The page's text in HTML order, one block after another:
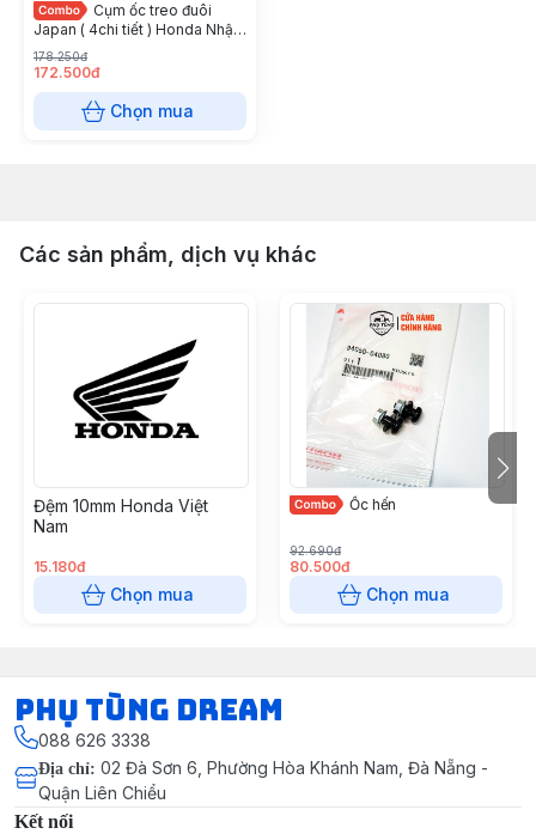
Cụm ốc treo đuôi
Japan ( 4chi tiết ) Honda Nhật
Bản
178.250đ
172.500đ
Chọn mua
Các sản phẩm, dịch vụ khác
Đệm 10mm Honda Việt
Nam
15.180đ
Chọn mua
Ốc hến
92.690đ
80.500đ
Chọn mua
Phụ Tùng Dream
088 626 3338
Địa chỉ: 02 Đà Sơn 6, Phường Hòa Khánh Nam, Đà Nẵng -
Quận Liên Chiểu
Kết nối